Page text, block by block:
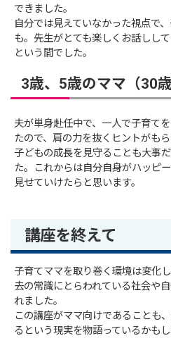
できました。
自分では見えていなかった視点で
も。先生がとても楽しくお話しし
という間でした。
3歳、5歳のママ（30歳
夫が単身赴任中で、一人で子育て
たので、肩の力を抜くヒントがも
子どもの成長を見守ることも大事
た。これからは自分自身がハッピ
見せていけたらと思います。
講座を終えて
子育てママを取り巻く環境は変化
去の常識にとらわれている社会や
れました。
この講座がママ向けであることも
るという現実を物語っているかもし